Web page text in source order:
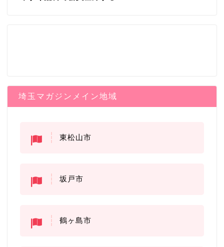
埼玉マガジンメイン地域
東松山市
坂戸市
鶴ヶ島市